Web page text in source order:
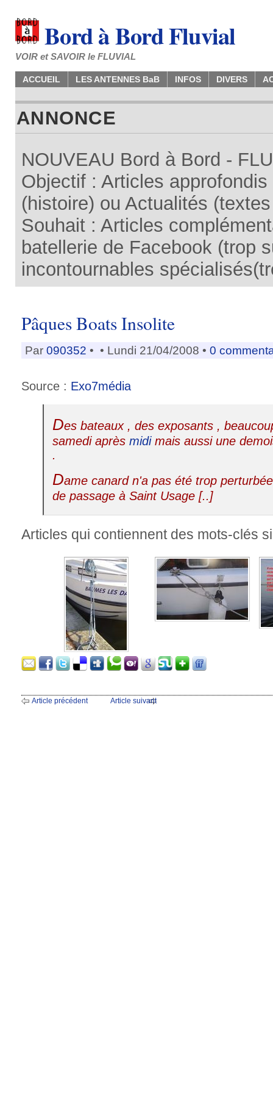
Bord à Bord Fluvial
VOIR et SAVOIR le FLUVIAL
ACCUEIL LES ANTENNES BaB INFOS DIVERS
ANNONCE
NOUVEAU Bord à Bord -
Objectif : Articles
(histoire) ou Actualités
Souhait : Articles
batellerie de Facebook (trop
incontournables
Pâques Boats Insolite
Par 090352 • • Lundi 21/04/2008 • 0
Source : Exo7média
Des bateaux , des exposants ,
samedi après midimais aussi une
.
Dame canard n'a pas été trop
de passage à Saint Usage [..]
Articles qui contiennent des mots-clés
Article précédent Article suivant